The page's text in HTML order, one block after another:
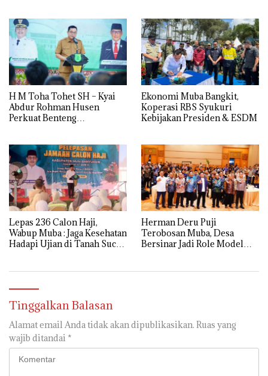
H M Toha Tohet SH – Kyai
Abdur Rohman Husen
Perkuat Benteng
Ekonomi Muba Bangkit,
Koperasi RBS Syukuri
Kebijakan Presiden & ESDM
Lepas 236 Calon Haji,
Wabup Muba : Jaga Kesehatan
Hadapi Ujian di Tanah Suci
Herman Deru Puji
Terobosan Muba, Desa
Bersinar Jadi Role Model
Tinggalkan Balasan
Alamat email Anda tidak akan dipublikasikan. Ruas yang
wajib ditandai *